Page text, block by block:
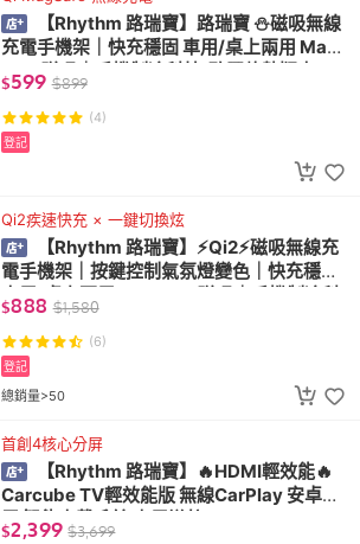
【Rhythm 路瑞寶】路瑞寶 ⛄磁吸無線
充電手機架｜快充穩固 車用/桌上兩用 Mag
Safe磁吸｜手機制冷科技(矽膠軟墊版本)
$599 $899
(4)
登記
Qi2疾速快充 × 一鍵切換炫
【Rhythm 路瑞寶】⚡Qi2⚡磁吸無線充
電手機架｜按鍵控制氣氛燈變色｜快充穩固
車用/桌上兩用 MagSafe磁吸｜手機制冷科
技
$888 $1,580
(6)
總銷量>50
登記
首創4核心分屏
【Rhythm 路瑞寶】🔥HDMI輕效能🔥
Carcube TV輕效能版 無線CarPlay 安卓分
屏 智能車載系統 車用導航
$2,399 $3,699